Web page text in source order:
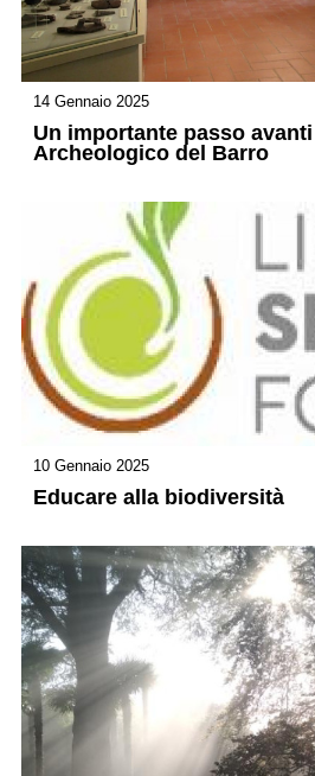
14 Gennaio 2025
Un importante passo
Archeologico del Barro
10 Gennaio 2025
Educare alla biodiversità